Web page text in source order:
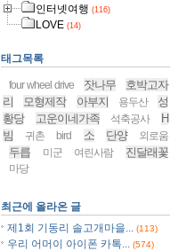
인터넷여행 (116)
LOVE (14)
태그목록
four wheel drive 잣나무
호박고자
리
모형제작 아부지 용두산
성
황당
고운이네가족 석축공사
H
빔
귀촌 bird 소 단양 외로움
두릅 미군 여린사람 진달래꽃
마당
최근에 올라온 글
제1회 기동리 솔고개마을...
(113)
우리 어머이 아이폰 카톡... (574)